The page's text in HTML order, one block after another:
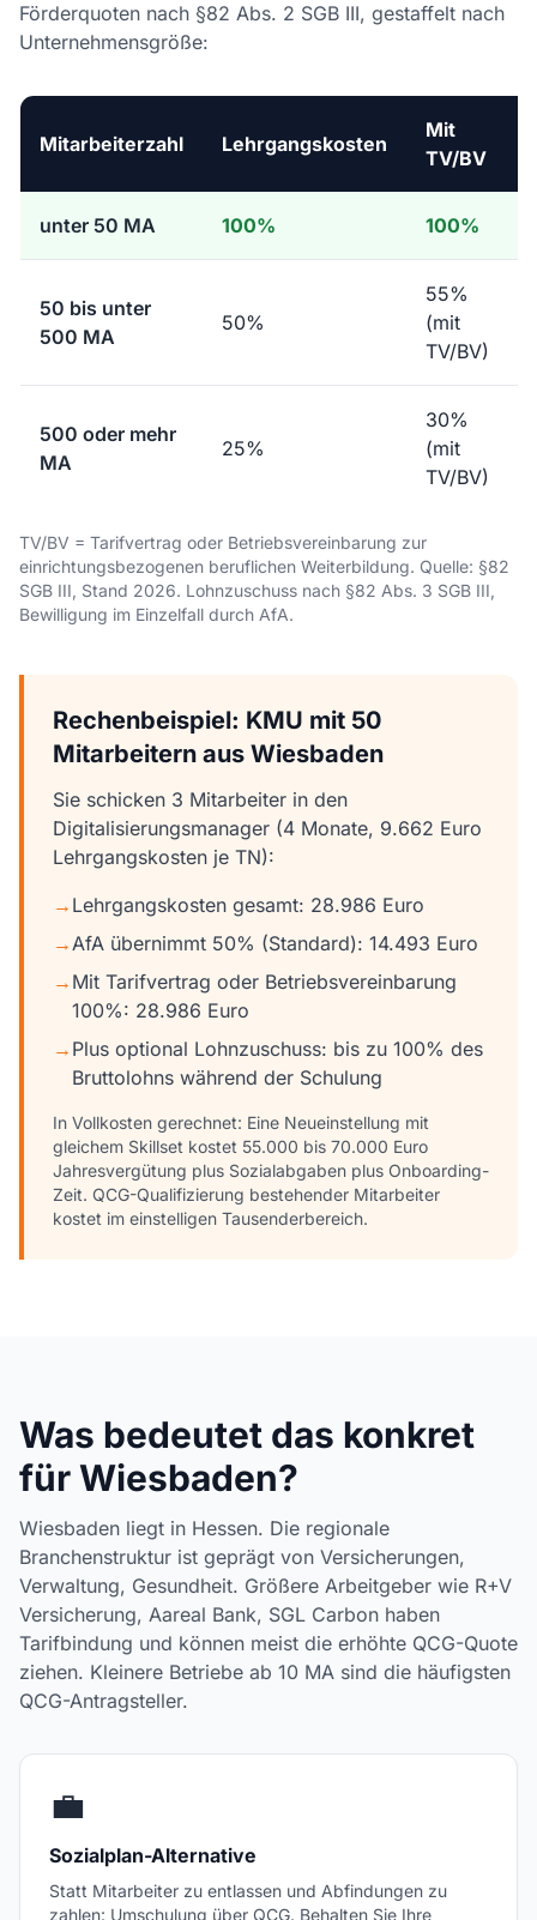
Förderquoten nach §82 Abs. 2 SGB III, gestaffelt nach
Unternehmensgröße:
Mitarbeiterzahl Lehrgangskosten
Mit
TV/BV
unter 50 MA 100% 100%
50 bis unter
500 MA
50%
55%
(mit
TV/BV)
500 oder mehr
MA
25%
30%
(mit
TV/BV)
TV/BV = Tarifvertrag oder Betriebsvereinbarung zur
einrichtungsbezogenen beruflichen Weiterbildung. Quelle: §82
SGB III, Stand 2026. Lohnzuschuss nach §82 Abs. 3 SGB III,
Bewilligung im Einzelfall durch AfA.
Rechenbeispiel: KMU mit 50
Mitarbeitern aus Wiesbaden
Sie schicken 3 Mitarbeiter in den
Digitalisierungsmanager (4 Monate, 9.662 Euro
Lehrgangskosten je TN):
→ Lehrgangskosten gesamt: 28.986 Euro
→AfA übernimmt 50% (Standard): 14.493 Euro
→ Mit Tarifvertrag oder Betriebsvereinbarung
100%: 28.986 Euro
→ Plus optional Lohnzuschuss: bis zu 100% des
Bruttolohns während der Schulung
In Vollkosten gerechnet: Eine Neueinstellung mit
gleichem Skillset kostet 55.000 bis 70.000 Euro
Jahresvergütung plus Sozialabgaben plus Onboarding-
Zeit. QCG-Qualifizierung bestehender Mitarbeiter
kostet im einstelligen Tausenderbereich.
Was bedeutet das konkret
für Wiesbaden?
Wiesbaden liegt in Hessen. Die regionale
Branchenstruktur ist geprägt von Versicherungen,
Verwaltung, Gesundheit. Größere Arbeitgeber wie R+V
Versicherung, Aareal Bank, SGL Carbon haben
Tarifbindung und können meist die erhöhte QCG-Quote
ziehen. Kleinere Betriebe ab 10 MA sind die häufigsten
QCG-Antragsteller.
💼
Sozialplan-Alternative
Statt Mitarbeiter zu entlassen und Abfindungen zu
zahlen: Umschulung über QCG. Behalten Sie Ihre